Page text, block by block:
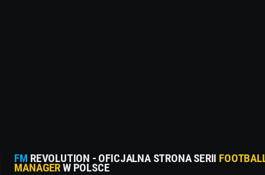
FM REVOLUTION - OFICJALNA STRONA SERII
MANAGERW POLSCE